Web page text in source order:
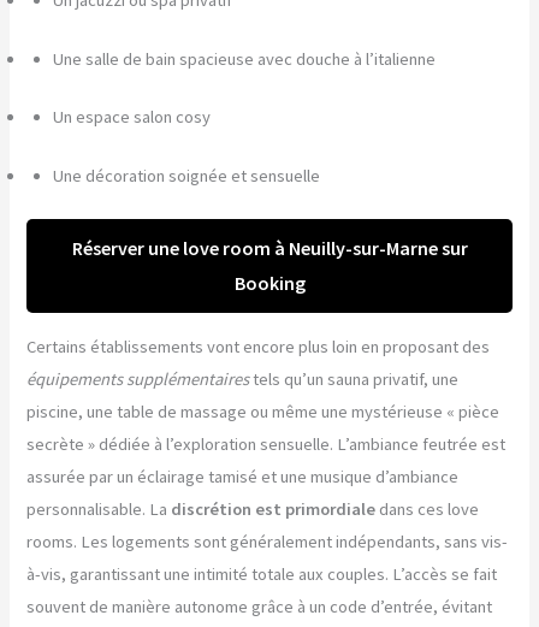
Une salle de bain spacieuse avec douche à l’italienne
Un espace salon cosy
Une décoration soignée et sensuelle
Réserver une love room à Neuilly-sur-Marne sur
Booking
Certains établissements vont encore plus loin en proposant des
équipements supplémentairestels qu’un sauna privatif, une
piscine, une table de massage ou même une mystérieuse « pièce
secrète » dédiée à l’exploration sensuelle. L’ambiance feutrée est
assurée par un éclairage tamisé et une musique d’ambiance
personnalisable. La discrétion est primordiale dans ces love
rooms. Les logements sont généralement indépendants, sans vis-
à-vis, garantissant une intimité totale aux couples. L’accès se fait
souvent de manière autonome grâce à un code d’entrée, évitant